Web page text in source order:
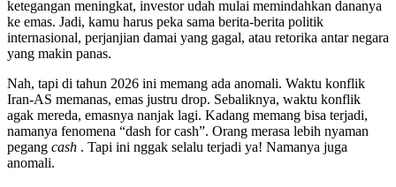
ketegangan meningkat, investor udah mulai memindahkan dananya
ke emas. Jadi, kamu harus peka sama berita-berita politik
internasional, perjanjian damai yang gagal, atau retorika antar negara
yang makin panas.
Nah, tapi di tahun 2026 ini memang ada anomali. Waktu konflik
Iran-AS memanas, emas justru drop. Sebaliknya, waktu konflik
agak mereda, emasnya nanjak lagi. Kadang memang bisa terjadi,
namanya fenomena “dash for cash”. Orang merasa lebih nyaman
pegang cash . Tapi ini nggak selalu terjadi ya! Namanya juga
anomali.